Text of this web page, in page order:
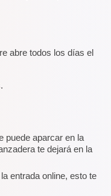
abre todos los días el
puede aparcar en la
te dejará en la
entrada online, esto te